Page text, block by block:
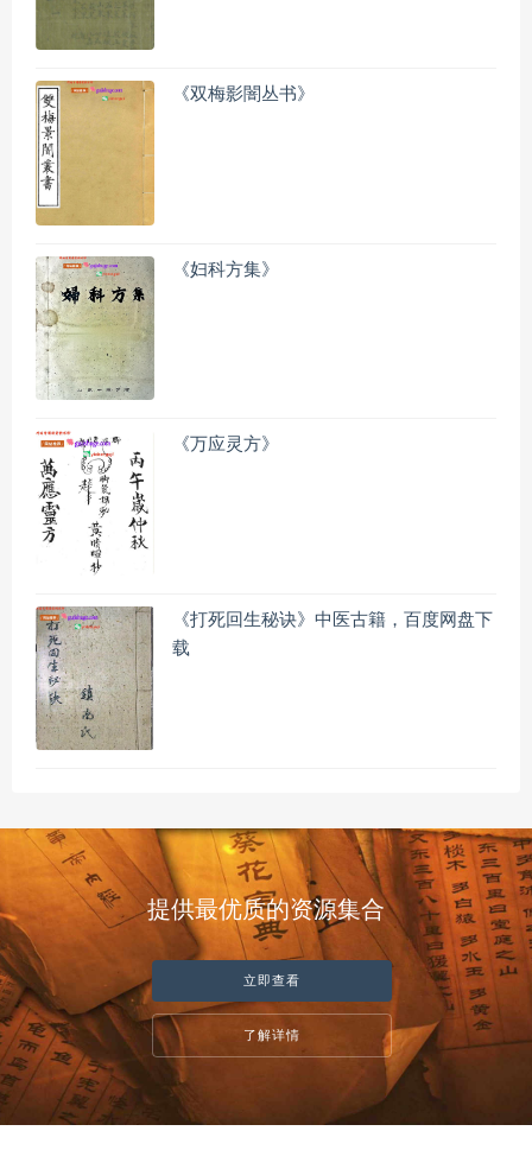
《双梅影闇丛书》
《妇科方集》
《万应灵方》
《打死回生秘诀》中医古籍，百度网盘下
载
提供最优质的资源集合
立即查看
了解详情